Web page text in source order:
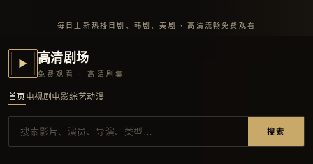
每日上新热播日剧、韩剧、美剧 · 高清流畅免费观看
▶ 高清剧场
免费观看 · 高清剧集
首页电视剧 电影综艺动漫
搜索